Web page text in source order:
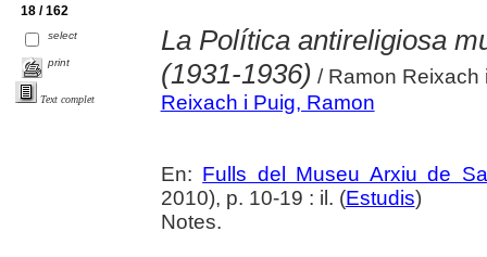
18 / 162
select
print
Text complet
La Política antireligiosa
(1931-1936) / Ramon Reixach
Reixach i Puig, Ramon
En: Fulls del Museu Arxiu de
2010), p. 10-19 : il. (Estudis)
Notes.